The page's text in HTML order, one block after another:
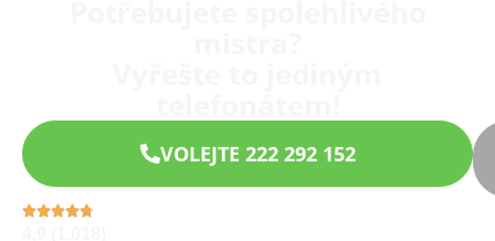
VOLEJTE 222 292 152